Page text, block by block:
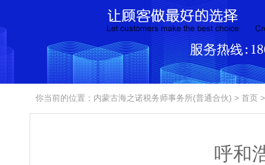
你当前的位置：内蒙古海之诺税务师事务所(普通合伙) > 首页
呼和